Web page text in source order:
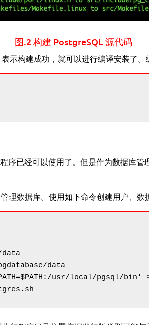
图.2 构建 PostgreSQL 源代码
示构建成功，就可以进行编译安装了。
序已经可以使用了。但是作为数据库
理数据库。使用如下命令创建用户、数
data
data
usr/local/pgsql/